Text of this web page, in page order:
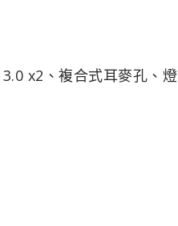
x2、複合式耳麥孔、燈